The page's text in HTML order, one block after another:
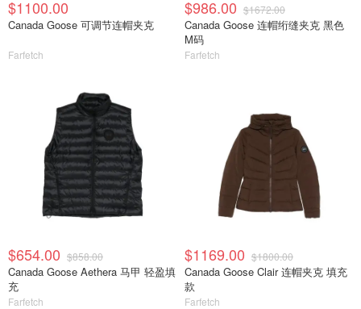
$1100.00
Canada Goose 可调节连帽夹克
Farfetch
$986.00 $1672.00
Canada Goose 连帽绗缝夹克 黑色
M码
Farfetch
$654.00 $858.00
Canada Goose Aethera 马甲 轻盈填
充
Farfetch
$1169.00 $1800.00
Canada Goose Clair 连帽夹克 填充
款
Farfetch